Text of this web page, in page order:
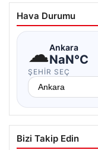
Hava Durumu
☁Ankara
NaN°C
ŞEHIR SEÇ
Bizi Takip Edin